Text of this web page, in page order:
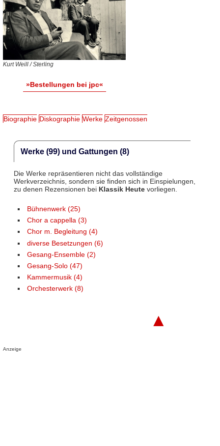
Kurt Weill / Sterling
»Bestellungen bei jpc«
Biographie Diskographie Werke Zeitgenossen
Werke (99) und Gattungen (8)
Die Werke repräsentieren nicht das vollständige
Werkverzeichnis, sondern sie finden sich in Einspielungen,
zu denen Rezensionen bei Klassik Heutevorliegen.
Bühnenwerk (25)
Chor a cappella (3)
Chor m. Begleitung (4)
diverse Besetzungen (6)
Gesang-Ensemble (2)
Gesang-Solo (47)
Kammermusik (4)
Orchesterwerk (8)
▲
Anzeige